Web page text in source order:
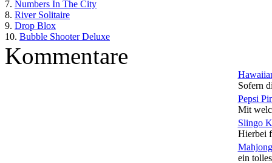
7. Numbers In The City
8. River Solitaire
9. Drop Blox
10. Bubble Shooter Deluxe
Kommentare
Sofern
Pepsi
Mit
Slingo
Hierbei
ein